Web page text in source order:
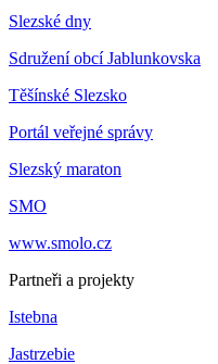
Slezské dny
Sdružení obcí Jablunkovska
Těšínské Slezsko
Portál veřejné správy
Slezský maraton
SMO
www.smolo.cz
Partneři a projekty
Istebna
Jastrzebie